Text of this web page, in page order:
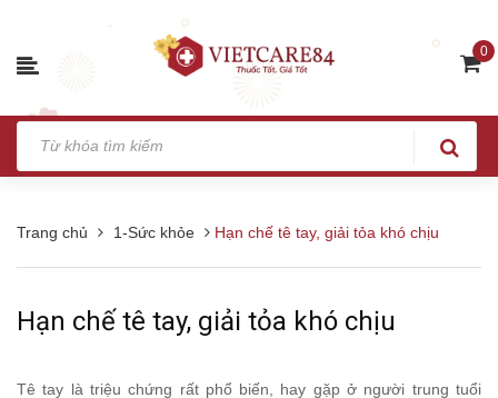
0
Trang chủ 1-Sức khỏe Hạn chế tê tay, giải tỏa khó chịu
Hạn chế tê tay, giải tỏa khó chịu
Tê tay là triệu chứng rất phổ biến, hay gặp ở người trung tuổi